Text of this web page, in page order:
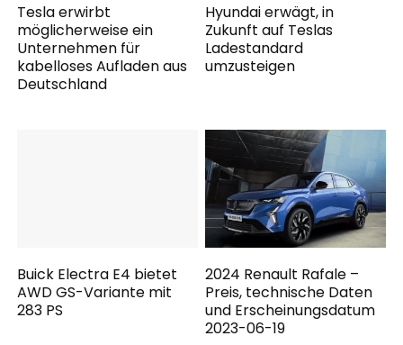
Tesla erwirbt
möglicherweise ein
Unternehmen für
kabelloses Aufladen aus
Deutschland
Hyundai erwägt, in
Zukunft auf Teslas
Ladestandard
umzusteigen
Buick Electra E4 bietet
AWD GS-Variante mit
283 PS
2024 Renault Rafale –
Preis, technische Daten
und Erscheinungsdatum
2023-06-19